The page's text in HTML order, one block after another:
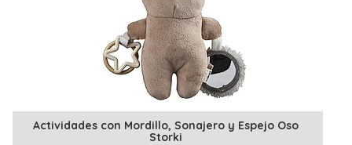
Actividades con Mordillo, Sonajero y Espejo Oso
Storki